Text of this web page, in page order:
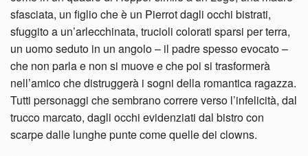
sfasciata, un figlio che è un Pierrot dagli occhi bistrati,
sfuggito a un’arlecchinata, trucioli colorati sparsi per terra,
un uomo seduto in un angolo – il padre spesso evocato –
che non parla e non si muove e che poi si trasformerà
nell’amico che distruggerà i sogni della romantica ragazza.
Tutti personaggi che sembrano correre verso l’infelicità, dal
trucco marcato, dagli occhi evidenziati dal bistro con
scarpe dalle lunghe punte come quelle dei clowns.